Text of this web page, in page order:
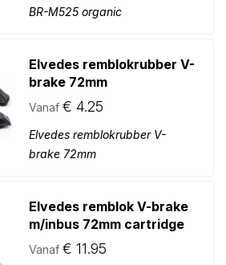
BR-M525 organic
Elvedes remblokrubber V-
brake 72mm
Vanaf € 4.25
Elvedes remblokrubber V-
brake 72mm
Elvedes remblok V-brake
m/inbus 72mm cartridge
Vanaf € 11.95